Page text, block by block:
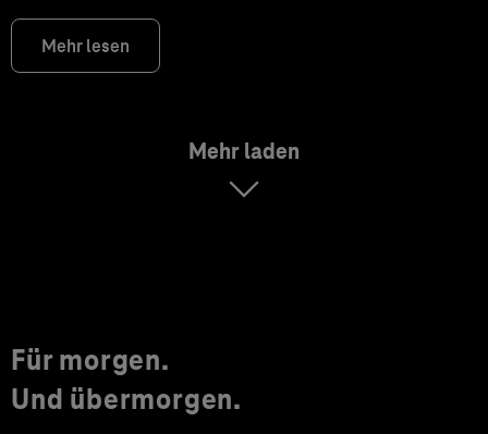
Mehr lesen
Mehr laden
Für morgen.
Und übermorgen.